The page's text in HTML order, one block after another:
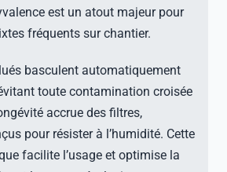
est un atout majeur pour
fréquents sur chantier.
basculent automatiquement
toute contamination croisée
accrue des filtres,
pour résister à l’humidité. Cette
facilite l’usage et optimise la